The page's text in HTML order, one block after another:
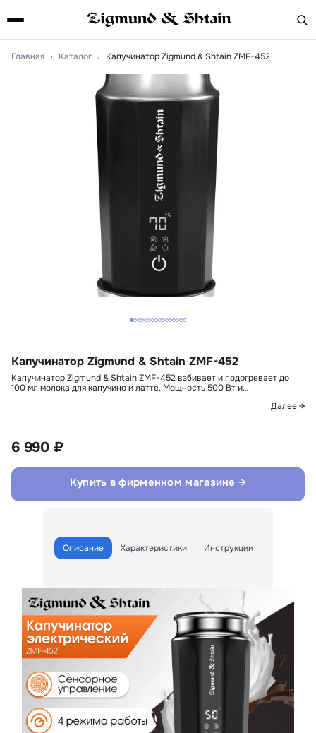
Главная › Каталог › Капучинатор Zigmund & Shtain ZMF-452
Капучинатор Zigmund & Shtain ZMF-452
Капучинатор Zigmund & Shtain ZMF-452 взбивает и подогревает до
100 мл молока для капучино и латте. Мощность 500 Вт и…
Далее →
6 990 ₽
Купить в фирменном магазине →
Описание Характеристики Инструкции